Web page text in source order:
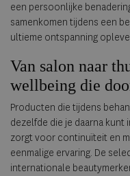
een persoonlijke
samenkomen tijdens een
ultieme ontspanning
Van salon naar
wellbeing die
Producten die tijdens
dezelfde die je daarna kunt
zorgt voor continuïteit en
eenmalige ervaring. De
internationale